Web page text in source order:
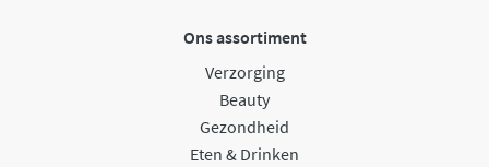
Ons assortiment
Verzorging
Beauty
Gezondheid
Eten & Drinken